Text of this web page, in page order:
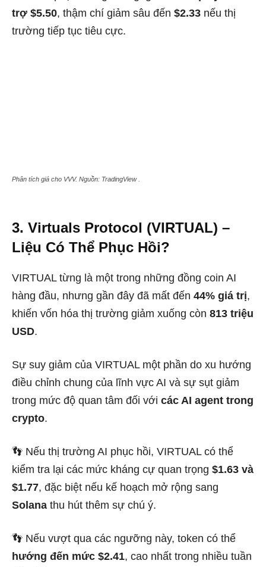
trợ $5.50, thậm chí giảm sâu đến $2.33 nếu thị
trường tiếp tục tiêu cực.
Phân tích giá cho VVV. Nguồn: TradingView .
3. Virtuals Protocol (VIRTUAL) –
Liệu Có Thể Phục Hồi?
VIRTUAL từng là một trong những đồng coin AI
hàng đầu, nhưng gần đây đã mất đến 44% giá trị,
khiến vốn hóa thị trường giảm xuống còn 813 triệu
USD.
Sự suy giảm của VIRTUAL một phần do xu hướng
điều chỉnh chung của lĩnh vực AI và sự sụt giảm
trong mức độ quan tâm đối với các AI agent trong
crypto.
👣 Nếu thị trường AI phục hồi, VIRTUAL có thể
kiểm tra lại các mức kháng cự quan trọng $1.63 và
$1.77, đặc biệt nếu kế hoạch mở rộng sang
Solana thu hút thêm sự chú ý.
👣 Nếu vượt qua các ngưỡng này, token có thể
hướng đến mức $2.41, cao nhất trong nhiều tuần